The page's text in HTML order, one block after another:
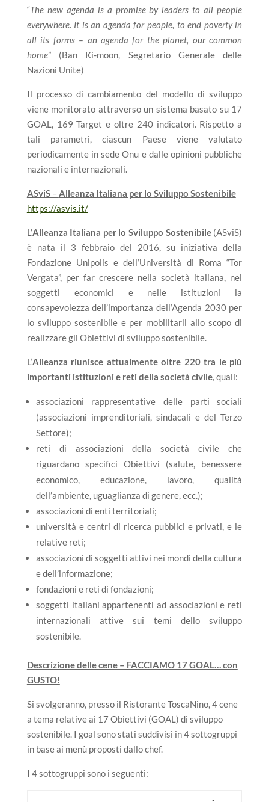
“The new agenda is a promise by leaders to all people
everywhere. It is an agenda for people, to end poverty in
all its forms – an agenda for the planet, our common
home” (Ban Ki-moon, Segretario Generale delle
Nazioni Unite)
Il processo di cambiamento del modello di sviluppo
viene monitorato attraverso un sistema basato su 17
GOAL, 169 Target e oltre 240 indicatori. Rispetto a
tali parametri, ciascun Paese viene valutato
periodicamente in sede Onu e dalle opinioni pubbliche
nazionali e internazionali.
ASviS –Alleanza Italiana per lo Sviluppo Sostenibile
https://asvis.it/
L’Alleanza Italiana per lo Sviluppo Sostenibile(ASviS)
è nata il 3 febbraio del 2016, su iniziativa della
Fondazione Unipolis e dell’Università di Roma “Tor
Vergata”, per far crescere nella società italiana, nei
soggetti economici e nelle istituzioni la
consapevolezza dell’importanza dell’Agenda 2030 per
lo sviluppo sostenibile e per mobilitarli allo scopo di
realizzare gli Obiettivi di sviluppo sostenibile.
L’Alleanza riunisce attualmente oltre 220 tra le più
importanti istituzioni e reti della società civile, quali:
associazioni rappresentative delle parti sociali
(associazioni imprenditoriali, sindacali e del Terzo
Settore);
reti di associazioni della società civile che
riguardano specifici Obiettivi (salute, benessere
economico, educazione, lavoro, qualità
dell’ambiente, uguaglianza di genere, ecc.);
associazioni di enti territoriali;
università e centri di ricerca pubblici e privati, e le
relative reti;
associazioni di soggetti attivi nei mondi della cultura
e dell’informazione;
fondazioni e reti di fondazioni;
soggetti italiani appartenenti ad associazioni e reti
internazionali attive sui temi dello sviluppo
sostenibile.
Descrizione delle cene – FACCIAMO 17 GOAL… con
GUSTO!
Si svolgeranno, presso il Ristorante ToscaNino, 4 cene
a tema relative ai 17 Obiettivi (GOAL) di sviluppo
sostenibile. I goal sono stati suddivisi in 4 sottogruppi
in base ai menù proposti dallo chef.
I 4 sottogruppi sono i seguenti: